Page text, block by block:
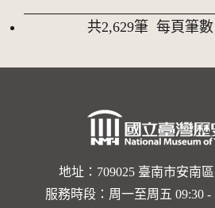
共2,629筆 每頁筆數
地址：709025 臺南市安南
服務時段：周一至周五 09:30 -